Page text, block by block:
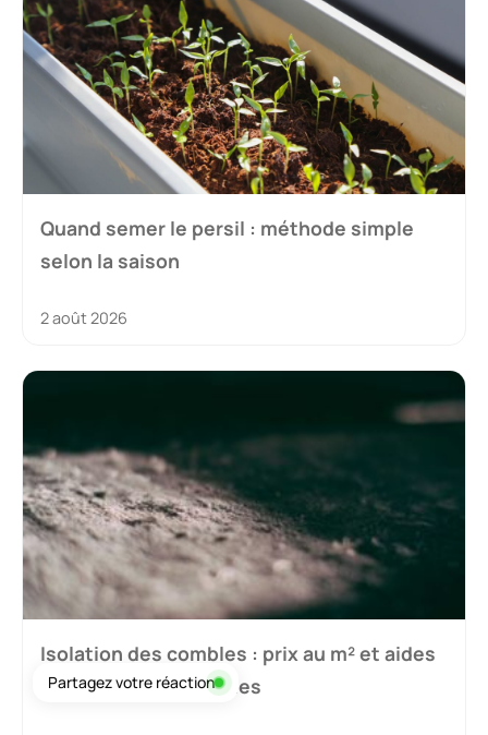
Quand semer le persil : méthode simple
selon la saison
2 août 2026
Isolation des combles : prix au m² et aides
financières disponibles
Partagez votre réaction